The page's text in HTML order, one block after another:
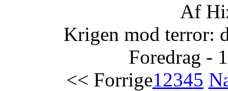
Af
Krigen mod terror:
Foredrag -
<< Forrige12345